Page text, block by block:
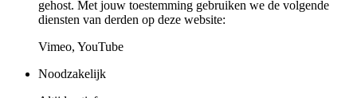
gehost. Met jouw toestemming gebruiken we de volgende
diensten van derden op deze website:
Vimeo, YouTube
Noodzakelijk